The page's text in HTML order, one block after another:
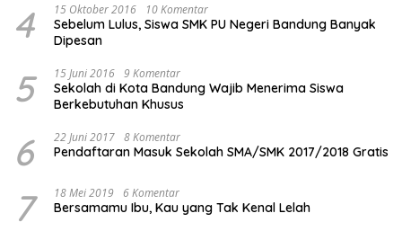
4 15 Oktober 2016 10 Komentar
Sebelum Lulus, Siswa SMK PU Negeri Bandung Banyak
Dipesan
5 15 Juni 2016 9 Komentar
Sekolah di Kota Bandung Wajib Menerima Siswa
Berkebutuhan Khusus
6 22 Juni 2017 8 Komentar
Pendaftaran Masuk Sekolah SMA/SMK 2017/2018 Gratis
7 18 Mei 2019 6 Komentar
Bersamamu Ibu, Kau yang Tak Kenal Lelah